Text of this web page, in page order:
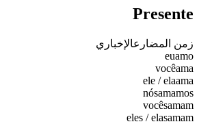
Presente
زمن المضارعالإخباري
euamo
vocêama
ele / elaama
nósamamos
vocêsamam
eles / elasamam